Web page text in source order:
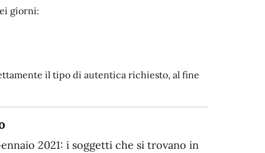
giorni:
il tipo di autentica richiesto, al fine
2021: i soggetti che si trovano in